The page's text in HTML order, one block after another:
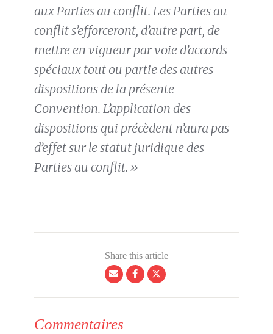
aux Parties au conflit. Les Parties au
conflit s’efforceront, d’autre part, de
mettre en vigueur par voie d’accords
spéciaux tout ou partie des autres
dispositions de la présente
Convention. L’application des
dispositions qui précèdent n’aura pas
d’effet sur le statut juridique des
Parties au conflit.»
Share this article
Commentaires